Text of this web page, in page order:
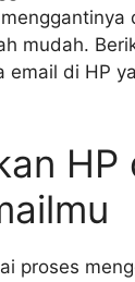
mudah.
email di HP
HP
proses